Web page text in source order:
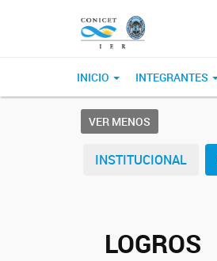
INICIO INTEGRANTES
VER MENOS
INSTITUCIONAL
LOGROS